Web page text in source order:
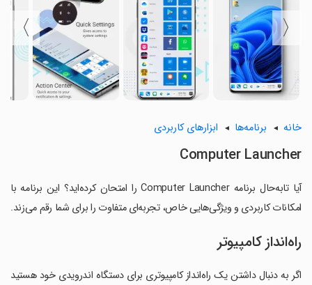
〈
〉
خانه برنامه‌ها ابزارهای کاربردی
Computer Launcher
آیا تابه‌حال برنامه Computer Launcher را امتحان کرده‌اید؟ این برنامه با
امکانات کاربردی و ویژگی‌هایی خاص، تجربه‌ای متفاوت را برای شما رقم می‌زند.
راه‌انداز کامپیوتر
اگر به دنبال داشتن یک راه‌انداز کامپیوتری برای دستگاه اندرویدی خود هستید